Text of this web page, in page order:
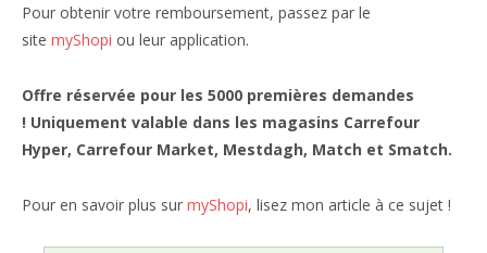
Pour obtenir votre remboursement, passez par le
site myShopi ou leur application.
Offre réservée pour les 5000 premières demandes
! Uniquement valable dans les magasins Carrefour
Hyper, Carrefour Market, Mestdagh, Match et Smatch.
Pour en savoir plus sur myShopi, lisez mon article à ce sujet !